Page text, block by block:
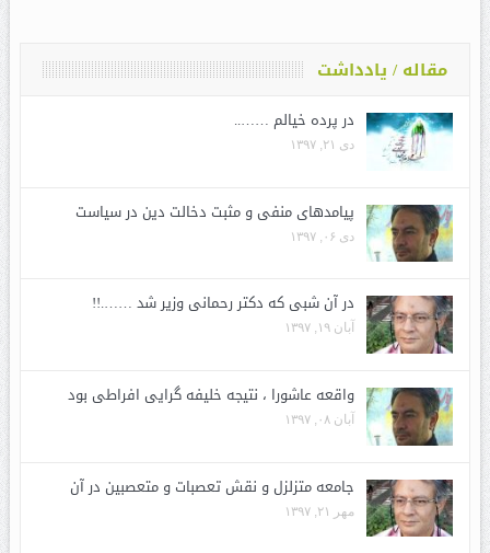
مقاله / یادداشت
در پرده خیالم ……..
دی ۲۱, ۱۳۹۷
پیامدهای منفی و مثبت دخالت دین در سیاست
دی ۰۶, ۱۳۹۷
در آن شبی که دکتر رحمانی وزیر شد …….!!
آبان ۱۹, ۱۳۹۷
واقعه عاشورا ، نتیجه خلیفه گرایی افراطی بود
آبان ۰۸, ۱۳۹۷
جامعه متزلزل و نقش تعصبات و متعصبین در آن
مهر ۲۱, ۱۳۹۷